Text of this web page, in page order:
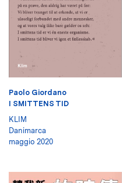
Paolo Giordano
I SMITTENS TID
KLIM
Danimarca
maggio 2020